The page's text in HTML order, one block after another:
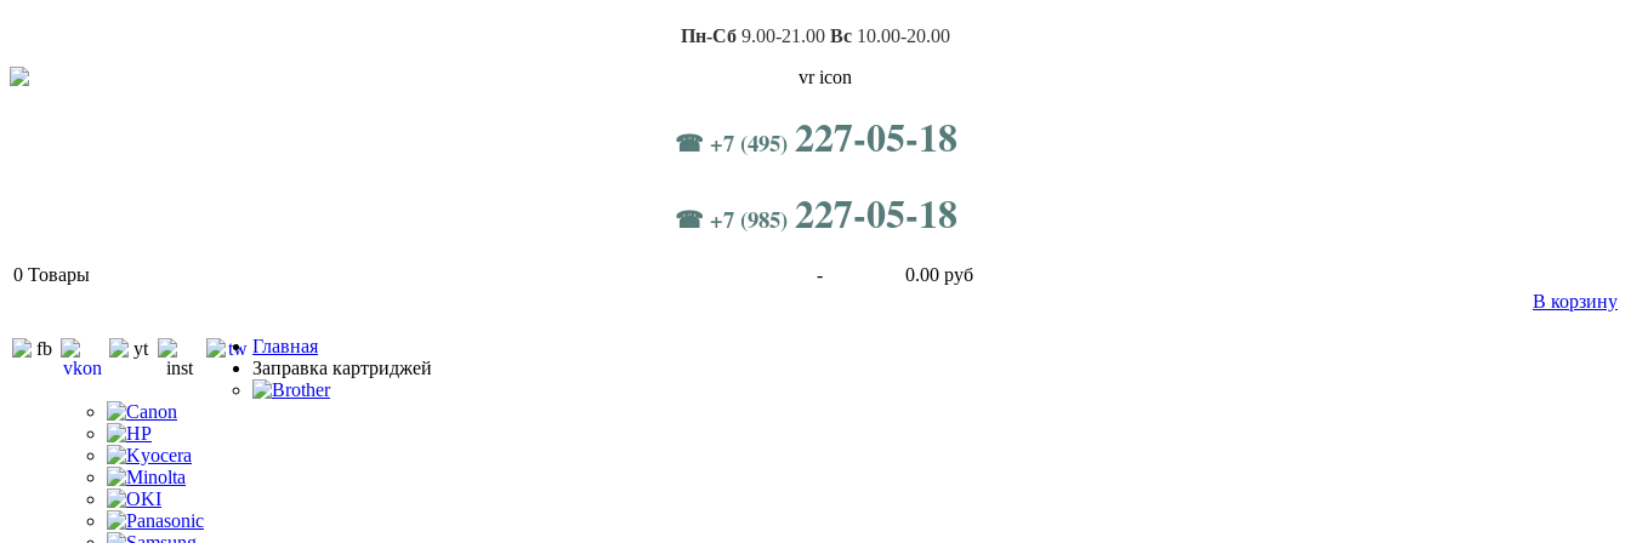
Пн-Сб 9.00-21.00 Вс 10.00-20.00
☎ +7 (495) 227-05-18
☎ +7 (985) 227-05-18
0 Товары -
0.00 руб
В корзину
Главная
Заправка картриджей